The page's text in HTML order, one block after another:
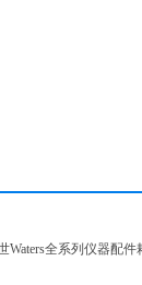
全系列仪器配